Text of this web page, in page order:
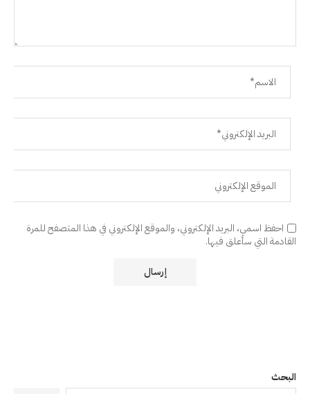
احفظ اسمي، البريد الإلكتروني، والموقع الإلكتروني في هذا المتصفح للمرة
القادمة التي سأعلق فيها.
البحث